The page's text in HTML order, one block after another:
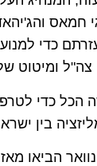
חמאס
כדי
צה"ל ומיטוט
הכל כדי
בין